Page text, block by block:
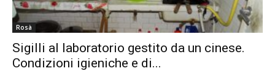
Rosà
Sigilli al laboratorio gestito da un cinese.
Condizioni igieniche e di...